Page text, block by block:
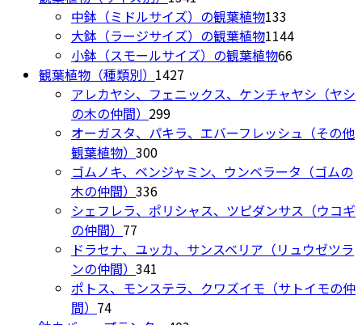
ー
ジ
か
選
で
ま
シ
ョ
ン
あ
ま
オ
シ
ン
商
数
の
バ
エ
シ
ン
あ
ま
オ
個
の
商
中鉢（ミドルサイズ）の観葉植物133
個
の
品
大鉢（ラージサイズ）の観葉植物11441144
商
小鉢（スモールサイズ）の観葉植物6666
の
品
観葉植物（種類別） 1427
個
商
アレカヤシ、フェニックス、ケンチャヤシ（ヤシ
の木の仲間） 299299
個
商
オーガスタ、パキラ、エバーフレッシュ（その他
観葉植物） 300300
個
の
商
ゴムノキ、ベンジャミン、ウンベラータ（ゴムの
木の仲間） 336336
個
商
シェフレラ、ポリシャス、ツピダンサス（ウコギ
の仲間） 77
個
の
商
ドラセナ、ユッカ、サンスベリア（リュウゼツラ
ンの仲間） 341
個
ポトス、モンステラ、クワズイモ（サトイモの仲
間） 7474